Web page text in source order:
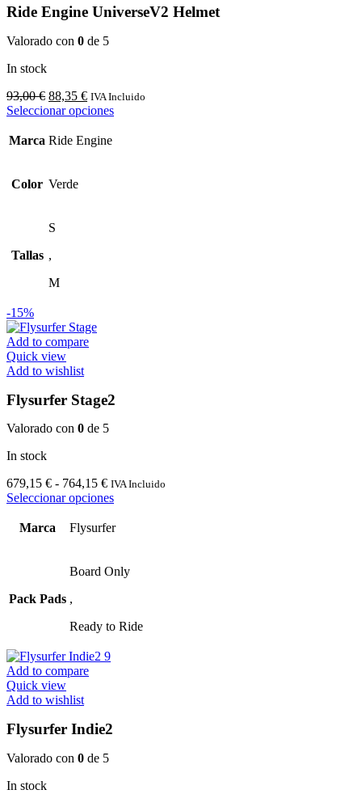
Ride Engine UniverseV2 Helmet
Valorado con 0 de 5
In stock
93,00€ El
precio
era:
88,35 €El
precio
es:
IVA Incluido
Seleccionar opcionesEste
Marca Ride Engine
Color Verde
Tallas
S
,
M
-15%
Add to compare
Quick view
Add to wishlist
Flysurfer Stage2
Valorado con 0 de 5
In stock
679,15 € - 764,15 €Rango
de
desde
764,15 €
IVA Incluido
Seleccionar opcionesEste
tiene
Las
elegir
Marca Flysurfer
Pack Pads
Board Only
,
Ready to Ride
Add to compare
Quick view
Add to wishlist
Flysurfer Indie2
Valorado con 0 de 5
In stock